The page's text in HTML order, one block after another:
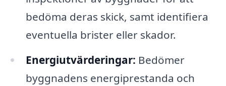
bedöma deras skick, samt identifiera
eventuella brister eller skador.
Energiutvärderingar: Bedömer
byggnadens energiprestanda och